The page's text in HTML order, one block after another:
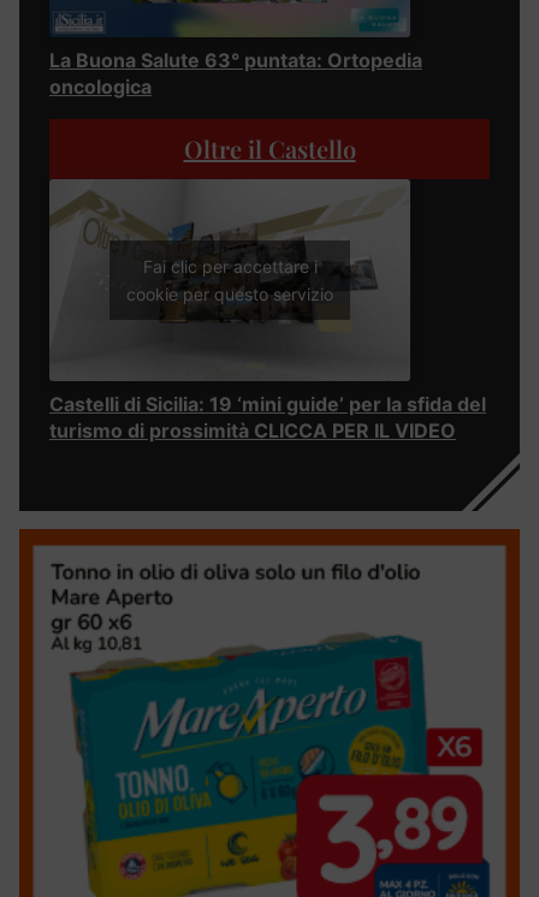
La Buona Salute 63° puntata: Ortopedia
oncologica
Oltre il Castello
Fai clic per accettare i
cookie per questo servizio
Castelli di Sicilia: 19 ‘mini guide’ per la sfida del
turismo di prossimità CLICCA PER IL VIDEO